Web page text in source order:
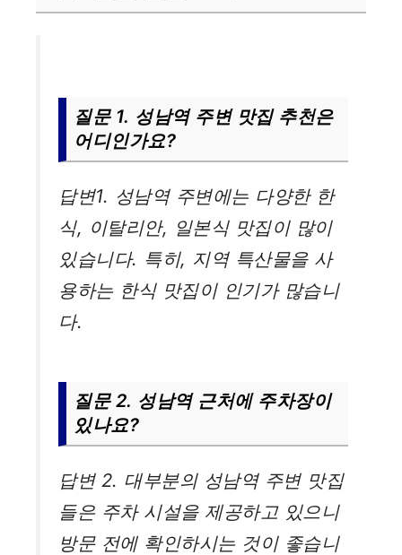
질문 1. 성남역 주변 맛집 추천은
어디인가요?
답변1. 성남역 주변에는 다양한 한
식, 이탈리안, 일본식 맛집이 많이
있습니다. 특히, 지역 특산물을 사
용하는 한식 맛집이 인기가 많습니
다.
질문 2. 성남역 근처에 주차장이
있나요?
답변 2. 대부분의 성남역 주변 맛집
들은 주차 시설을 제공하고 있으니
방문 전에 확인하시는 것이 좋습니